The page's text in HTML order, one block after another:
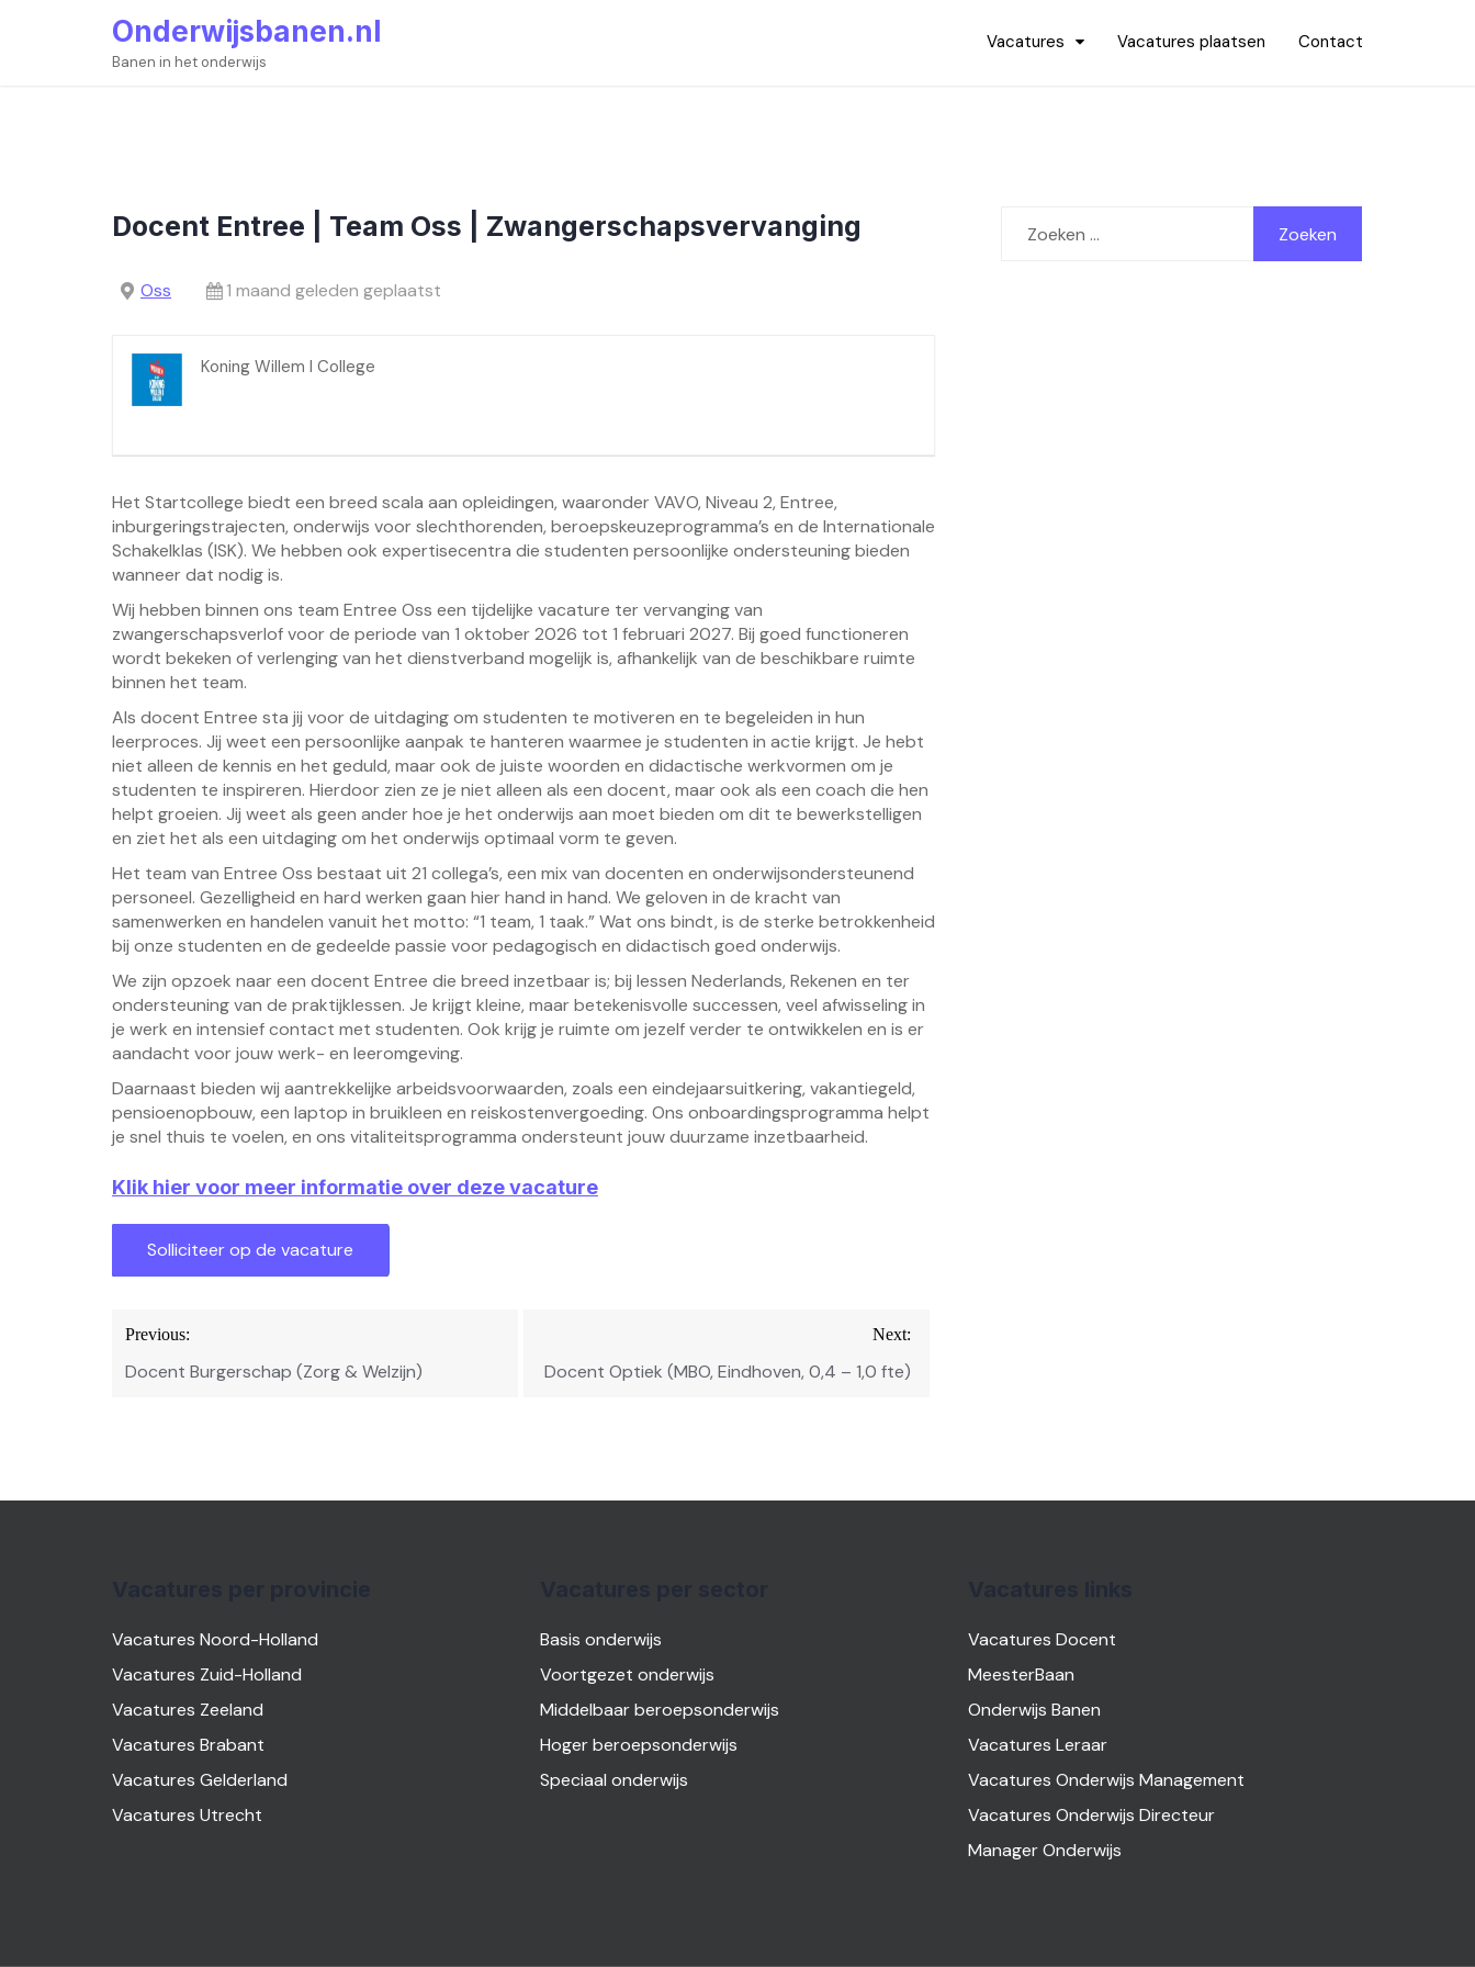
Onderwijsbanen.nl
Banen in het onderwijs
Vacatures Vacatures plaatsen Contact
Docent Entree | Team Oss | Zwangerschapsvervanging
Oss 1 maand geleden geplaatst
Koning Willem I College
Het Startcollege biedt een breed scala aan opleidingen, waaronder VAVO, Niveau 2, Entree,
inburgeringstrajecten, onderwijs voor slechthorenden, beroepskeuzeprogramma’s en de Internationale
Schakelklas (ISK). We hebben ook expertisecentra die studenten persoonlijke ondersteuning bieden
wanneer dat nodig is.
Wij hebben binnen ons team Entree Oss een tijdelijke vacature ter vervanging van
zwangerschapsverlof voor de periode van 1 oktober 2026 tot 1 februari 2027. Bij goed functioneren
wordt bekeken of verlenging van het dienstverband mogelijk is, afhankelijk van de beschikbare ruimte
binnen het team.
Als docent Entree sta jij voor de uitdaging om studenten te motiveren en te begeleiden in hun
leerproces. Jij weet een persoonlijke aanpak te hanteren waarmee je studenten in actie krijgt. Je hebt
niet alleen de kennis en het geduld, maar ook de juiste woorden en didactische werkvormen om je
studenten te inspireren. Hierdoor zien ze je niet alleen als een docent, maar ook als een coach die hen
helpt groeien. Jij weet als geen ander hoe je het onderwijs aan moet bieden om dit te bewerkstelligen
en ziet het als een uitdaging om het onderwijs optimaal vorm te geven.
Het team van Entree Oss bestaat uit 21 collega’s, een mix van docenten en onderwijsondersteunend
personeel. Gezelligheid en hard werken gaan hier hand in hand. We geloven in de kracht van
samenwerken en handelen vanuit het motto: “1 team, 1 taak.” Wat ons bindt, is de sterke betrokkenheid
bij onze studenten en de gedeelde passie voor pedagogisch en didactisch goed onderwijs.
We zijn opzoek naar een docent Entree die breed inzetbaar is; bij lessen Nederlands, Rekenen en ter
ondersteuning van de praktijklessen. Je krijgt kleine, maar betekenisvolle successen, veel afwisseling in
je werk en intensief contact met studenten. Ook krijg je ruimte om jezelf verder te ontwikkelen en is er
aandacht voor jouw werk- en leeromgeving.
Daarnaast bieden wij aantrekkelijke arbeidsvoorwaarden, zoals een eindejaarsuitkering, vakantiegeld,
pensioenopbouw, een laptop in bruikleen en reiskostenvergoeding. Ons onboardingsprogramma helpt
je snel thuis te voelen, en ons vitaliteitsprogramma ondersteunt jouw duurzame inzetbaarheid.
Klik hier voor meer informatie over deze vacature
Bericht
navigatie
Previous:
Docent Burgerschap (Zorg & Welzijn)
Next:
Docent Optiek (MBO, Eindhoven, 0,4 – 1,0 fte)
naar:
Vacatures Noord-Holland
Vacatures Zuid-Holland
Vacatures Zeeland
Vacatures Brabant
Vacatures Gelderland
Vacatures Utrecht
Basis onderwijs
Voortgezet onderwijs
Middelbaar beroepsonderwijs
Hoger beroepsonderwijs
Speciaal onderwijs
Vacatures Docent
MeesterBaan
Onderwijs Banen
Vacatures Leraar
Vacatures Onderwijs Management
Vacatures Onderwijs Directeur
Manager Onderwijs